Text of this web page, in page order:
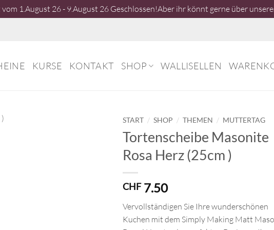
1.August 26 - 9.August 26 Geschlossen!Aber ihr könnt gerne über
KURSE KONTAKT SHOP WALLISELLEN
START / SHOP / THEMEN / MUTTERTAG
Tortenscheibe Masonite
Rosa Herz (25cm )
CHF7.50
Vervollständigen Sie Ihre wunderschönen
Kuchen mit dem Simply Making Matt